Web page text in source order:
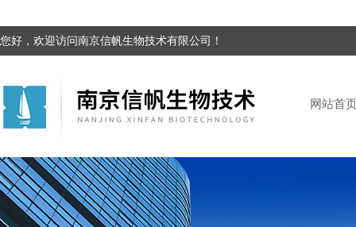
您好，欢迎访问南京信帆生物技术有限公司！
网站首